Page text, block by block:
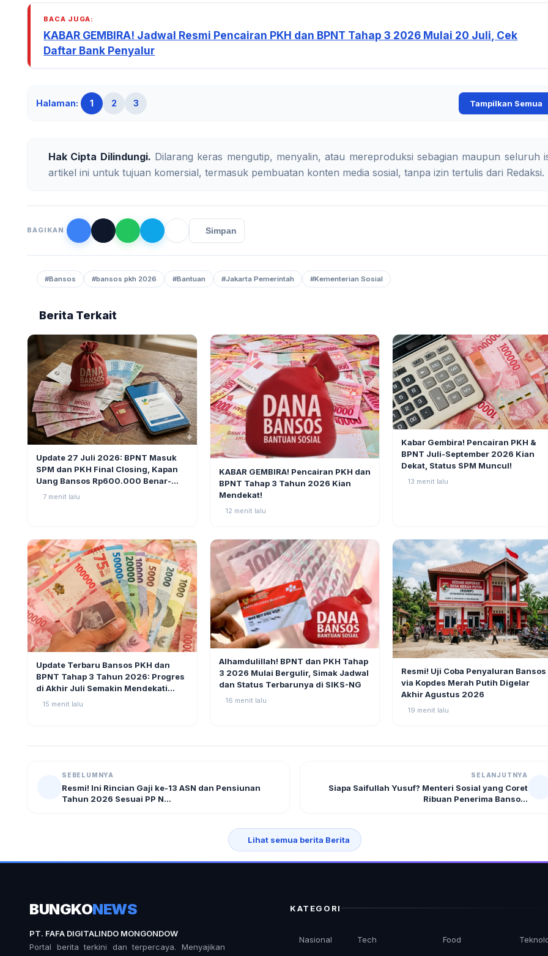
BACA JUGA:
KABAR GEMBIRA! Jadwal Resmi Pencairan PKH dan BPNT Tahap 3 2026 Mulai 20 Juli, Cek
Daftar Bank Penyalur
Halaman: 1 2 3 Tampilkan Semua
Hak Cipta Dilindungi. Dilarang keras mengutip, menyalin, atau mereproduksi sebagian maupun seluruh
artikel ini untuk tujuan komersial, termasuk pembuatan konten media sosial, tanpa izin tertulis dari Redaksi.
BAGIKAN Simpan
#Bansos #bansos pkh 2026 #Bantuan #Jakarta Pemerintah #Kementerian Sosial
Berita Terkait
Update 27 Juli 2026: BPNT Masuk
SPM dan PKH Final Closing, Kapan
Uang Bansos Rp600.000 Benar-
benar Cair?
7 menit lalu
KABAR GEMBIRA! Pencairan PKH dan
BPNT Tahap 3 Tahun 2026 Kian
Mendekat!
12 menit lalu
Kabar Gembira! Pencairan PKH &
BPNT Juli-September 2026 Kian
Dekat, Status SPM Muncul!
13 menit lalu
Update Terbaru Bansos PKH dan
BPNT Tahap 3 Tahun 2026: Progres
di Akhir Juli Semakin Mendekati
Pencairan
15 menit lalu
Alhamdulillah! BPNT dan PKH Tahap
3 2026 Mulai Bergulir, Simak Jadwal
dan Status Terbarunya di SIKS-NG
16 menit lalu
Resmi! Uji Coba Penyaluran Bansos
via Kopdes Merah Putih Digelar
Akhir Agustus 2026
19 menit lalu
SEBELUMNYA
Resmi! Ini Rincian Gaji ke-13 ASN dan Pensiunan
Tahun 2026 Sesuai PP N...
SELANJUTNYA
Siapa Saifullah Yusuf? Menteri Sosial yang Coret
Ribuan Penerima Banso...
Lihat semua berita Berita
BUNGKONEWS
PT. FAFA DIGITALINDO MONGONDOW
Portal berita terkini dan terpercaya. Menyajikan
KATEGORI
Nasional Tech Food